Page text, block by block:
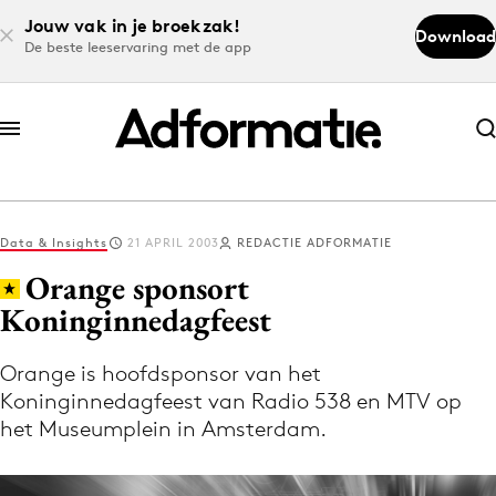
Jouw vak in je broekzak!
De beste leeservaring met de app
Download
Abonneer nu
Abonneer nu
Log in
Download de app
Volg het laatste nieuws via de Adformatie
Nieuws app
Data & Insights 21 APRIL 2003 REDACTIE ADFORMATIE
Orange sponsort
Koninginnedagfeest
Orange is hoofdsponsor van het
Koninginnedagfeest van Radio 538 en MTV op
het Museumplein in Amsterdam.